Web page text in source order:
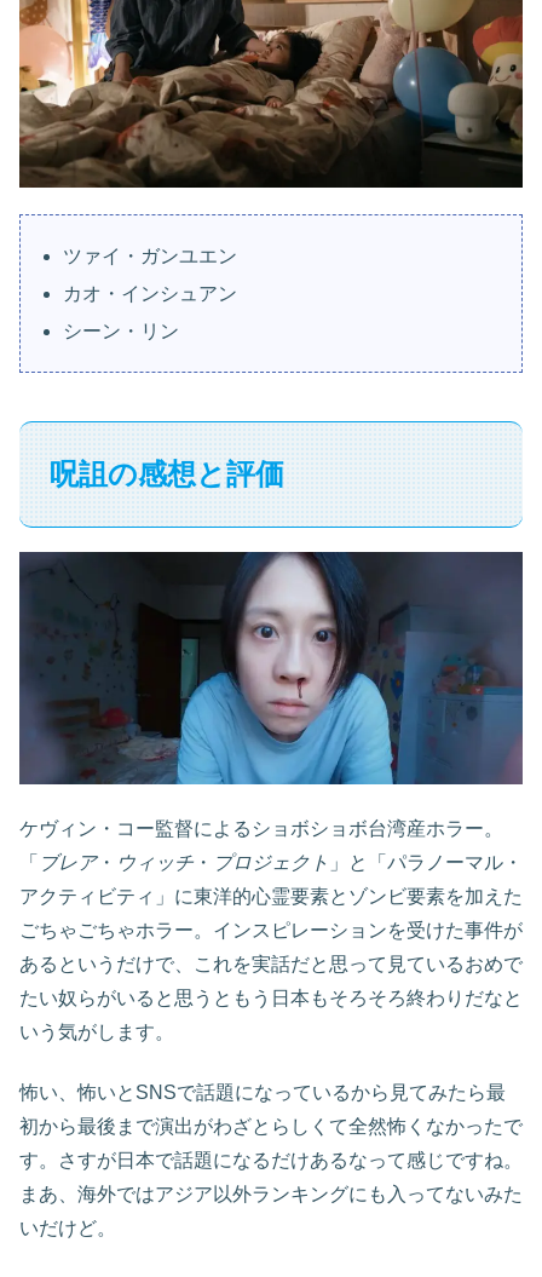
ツァイ・ガンユエン
カオ・インシュアン
シーン・リン
呪詛の感想と評価
ケヴィン・コー監督によるショボショボ台湾産ホラー。
「 ブレア・ ウィッチ ・ プロジェクト 」と「パラノーマル・
アクティビティ」に東洋的心霊要素とゾンビ要素を加えた
ごちゃごちゃホラー。インスピレーションを受けた事件が
あるというだけで、これを実話だと思って見ているおめで
たい奴らがいると思うともう日本もそろそろ終わりだなと
いう気がします。
怖い、怖いとSNSで話題になっているから見てみたら最
初から最後まで演出がわざとらしくて全然怖くなかったで
す。さすが日本で話題になるだけあるなって感じですね。
まあ、海外ではアジア以外ランキングにも入ってないみた
いだけど。